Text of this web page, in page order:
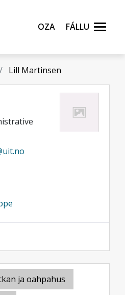
Oza
Fállu
Lill Martinsen
ja oahpahus